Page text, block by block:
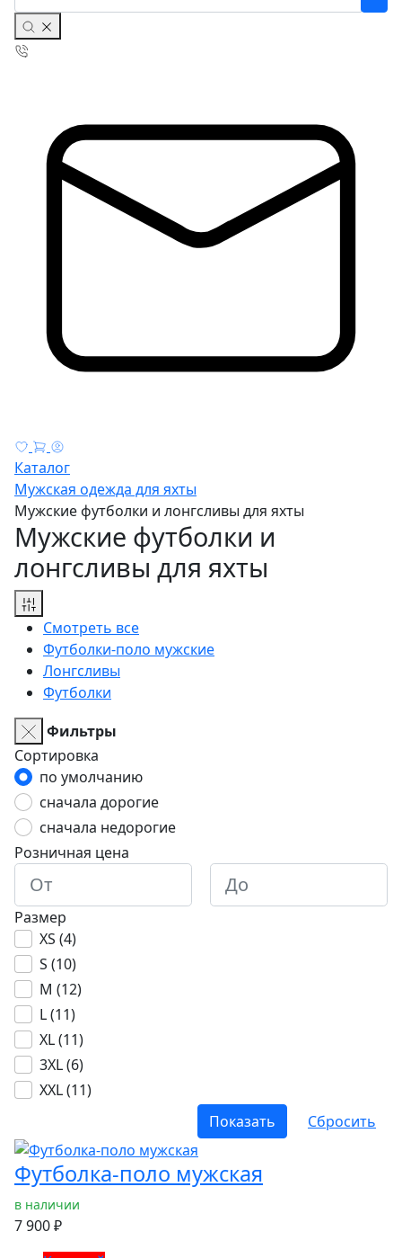
Каталог
Мужская одежда для яхты
Мужские футболки и лонгсливы для яхты
Мужские футболки и
лонгсливы для яхты
Смотреть все
Футболки-поло мужские
Лонгсливы
Футболки
Фильтры
Сортировка
по умолчанию
сначала дорогие
сначала недорогие
Розничная цена
Размер
XS (4)
S (10)
M (12)
L (11)
XL (11)
3XL (6)
XXL (11)
Футболка-поло мужская
в наличии
7 900 ₽